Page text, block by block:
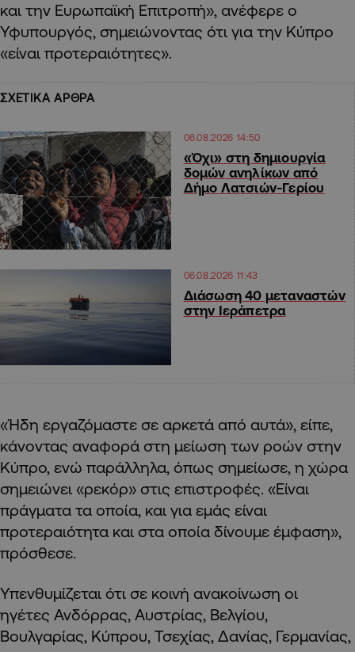
και την Ευρωπαϊκή Επιτροπή», ανέφερε ο
Υφυπουργός, σημειώνοντας ότι για την Κύπρο
«είναι προτεραιότητες».
ΣΧΕΤΙΚΑ ΑΡΘΡΑ
06.08.2026 14:50
«Όχι» στη δημιουργία
δομών ανηλίκων από
Δήμο Λατσιών-Γερίου
06.08.2026 11:43
Διάσωση 40 μεταναστών
στην Ιεράπετρα
«Ήδη εργαζόμαστε σε αρκετά από αυτά», είπε,
κάνοντας αναφορά στη μείωση των ροών στην
Κύπρο, ενώ παράλληλα, όπως σημείωσε, η χώρα
σημειώνει «ρεκόρ» στις επιστροφές. «Είναι
πράγματα τα οποία, και για εμάς είναι
προτεραιότητα και στα οποία δίνουμε έμφαση»,
πρόσθεσε.
Υπενθυμίζεται ότι σε κοινή ανακοίνωση οι
ηγέτες Ανδόρρας, Αυστρίας, Βελγίου,
Βουλγαρίας, Κύπρου, Τσεχίας, Δανίας, Γερμανίας,